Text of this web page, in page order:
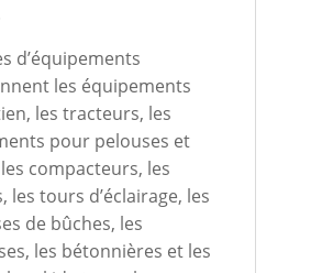
d’équipements
les équipements
les tracteurs, les
pour pelouses et
compacteurs, les
les tours d’éclairage, les
de bûches, les
les bétonnières et les